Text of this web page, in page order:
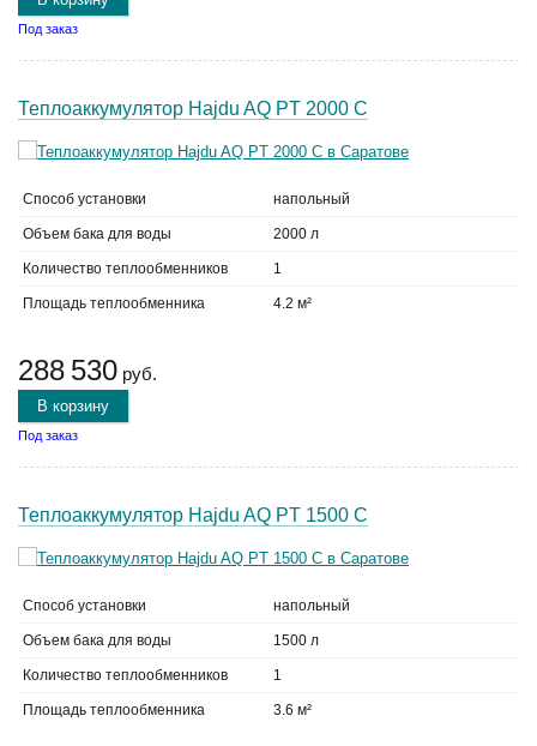
Под заказ
Теплоаккумулятор Hajdu AQ PT 2000 C
Способ установки напольный
Объем бака для воды 2000 л
Количество теплообменников 1
Площадь теплообменника 4.2 м²
288 530 руб.
В корзину
Под заказ
Теплоаккумулятор Hajdu AQ PT 1500 C
Способ установки напольный
Объем бака для воды 1500 л
Количество теплообменников 1
Площадь теплообменника 3.6 м²